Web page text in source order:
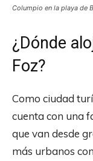
Columpio en la playa de
¿Dónde
Foz?
Como ciudad
cuenta con una
que van desde
más urbanos